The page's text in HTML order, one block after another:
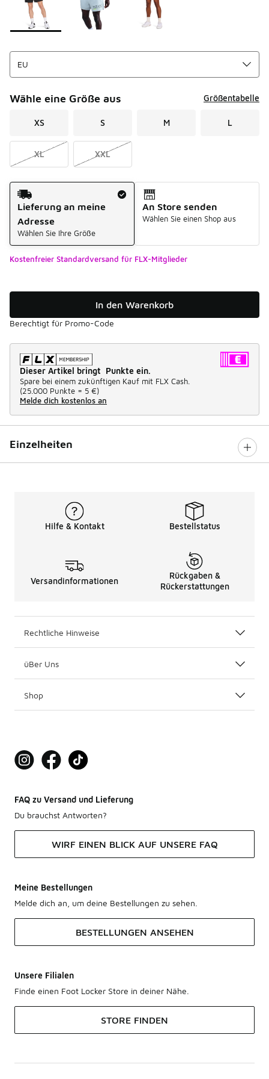
Wähle eine Größe aus Größentabelle
XS S M L
XL XXL
Versandart
Lieferung an meine
Adresse
Wählen Sie Ihre Größe
An Store senden
Wählen Sie einen Shop aus
Kostenfreier Standardversand für FLX-Mitglieder
In den Warenkorb
Berechtigt für Promo-Code
Dieser Artikel bringt Punkte ein.
Spare bei einem zukünftigen Kauf mit FLX Cash.
(25.000 Punkte = 5 €)
Melde dich kostenlos an
Einzelheiten
Hilfe & Kontakt Bestellstatus
Versandinformationen
Rückgaben &
Rückerstattungen
Rechtliche Hinweise
üBer Uns
Shop
FAQ zu Versand und Lieferung
Du brauchst Antworten?
WIRF EINEN BLICK AUF UNSERE FAQ
Meine Bestellungen
Melde dich an, um deine Bestellungen zu sehen.
BESTELLUNGEN ANSEHEN
Unsere Filialen
Finde einen Foot Locker Store in deiner Nähe.
STORE FINDEN